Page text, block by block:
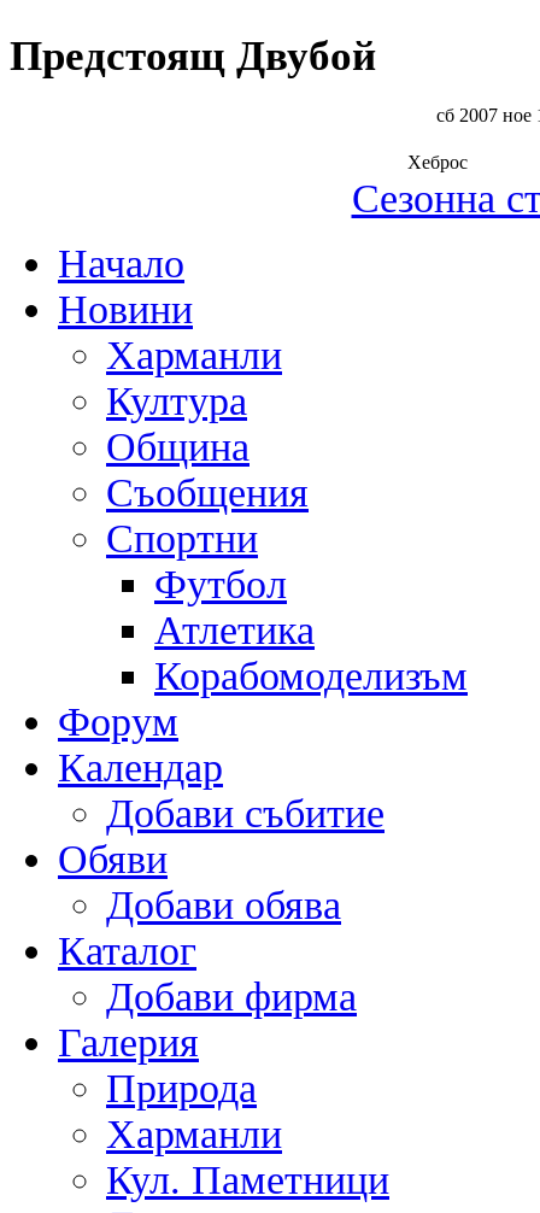
Предстоящ Двубой
сб 2007 ное
Хеброс
Сезонна
Начало
Новини
Харманли
Култура
Община
Съобщения
Спортни
Футбол
Атлетика
Корабомоделизъм
Форум
Календар
Добави събитие
Обяви
Добави обява
Каталог
Добави фирма
Галерия
Природа
Харманли
Кул. Паметници